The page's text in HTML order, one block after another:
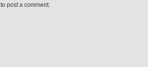
to post a comment.